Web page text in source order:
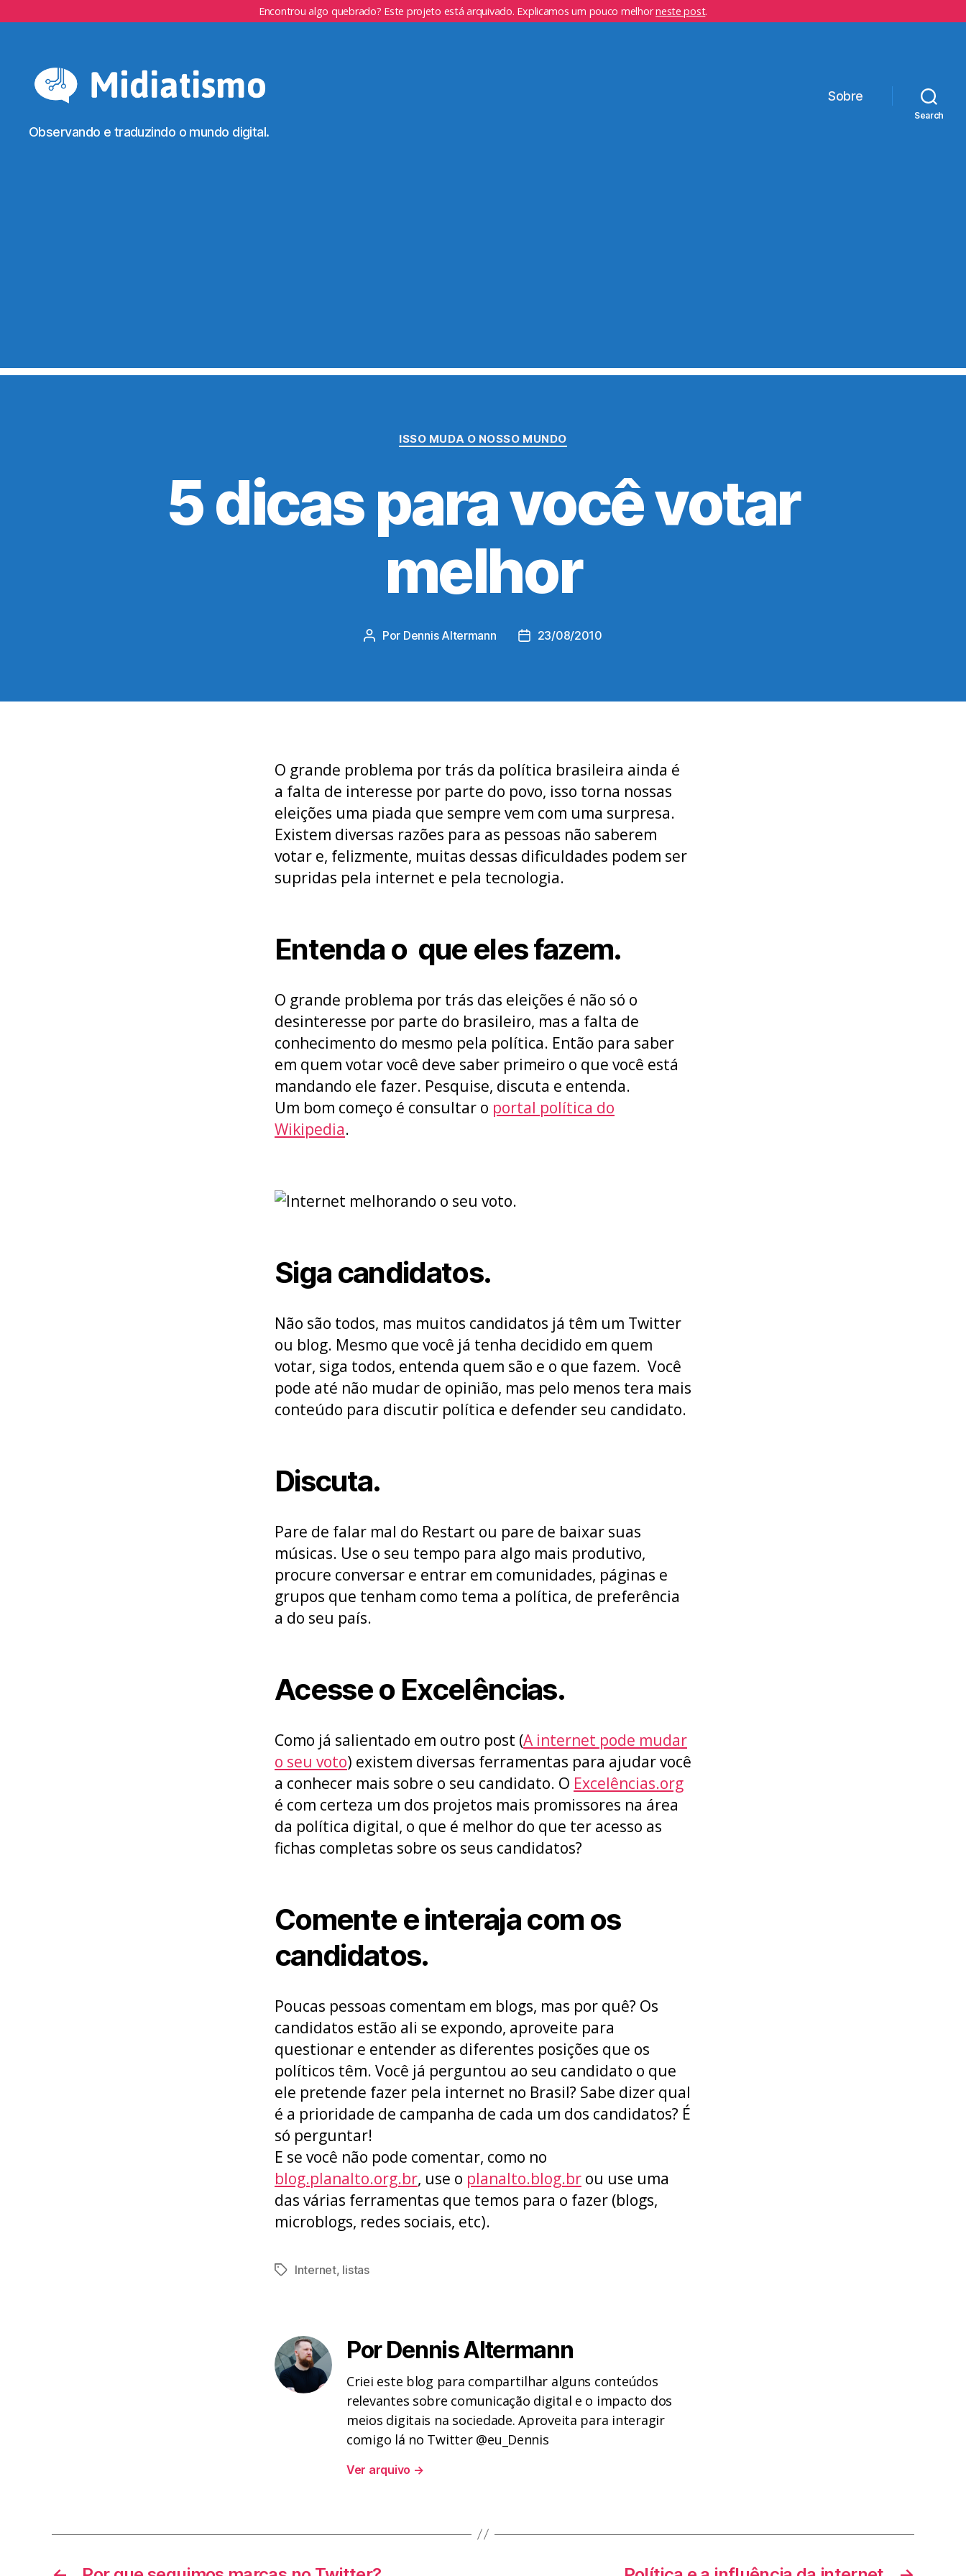
Encontrou algo quebrado? Este projeto está arquivado. Explicamos um pouco melhorneste post.
Observando e traduzindo o mundo digital.
Sobre
Search
Categorias
ISSO MUDA O NOSSO MUNDO
5 dicas para você votar
melhor
Autor
Por Dennis Altermann
Data23/08/2010
O grande problema por trás da política brasileira ainda é
a falta de interesse por parte do povo, isso torna nossas
eleições uma piada que sempre vem com uma surpresa.
Existem diversas razões para as pessoas não saberem
votar e, felizmente, muitas dessas dificuldades podem ser
supridas pela internet e pela tecnologia.
Entenda o que eles fazem.
O grande problema por trás das eleições é não só o
desinteresse por parte do brasileiro, mas a falta de
conhecimento do mesmo pela política. Então para saber
em quem votar você deve saber primeiro o que você está
mandando ele fazer. Pesquise, discuta e entenda.
Um bom começo é consultar o portal política do
Wikipedia.
Siga candidatos.
Não são todos, mas muitos candidatos já têm um Twitter
ou blog. Mesmo que você já tenha decidido em quem
votar, siga todos, entenda quem são e o que fazem. Você
pode até não mudar de opinião, mas pelo menos tera mais
conteúdo para discutir política e defender seu candidato.
Discuta.
Pare de falar mal do Restart ou pare de baixar suas
músicas. Use o seu tempo para algo mais produtivo,
procure conversar e entrar em comunidades, páginas e
grupos que tenham como tema a política, de preferência
a do seu país.
Acesse o Excelências.
Como já salientado em outro post (A internet pode mudar
o seu voto) existem diversas ferramentas para ajudar você
a conhecer mais sobre o seu candidato. O Excelências.org
é com certeza um dos projetos mais promissores na área
da política digital, o que é melhor do que ter acesso as
fichas completas sobre os seus candidatos?
Comente e interaja com os
candidatos.
Poucas pessoas comentam em blogs, mas por quê? Os
candidatos estão ali se expondo, aproveite para
questionar e entender as diferentes posições que os
políticos têm. Você já perguntou ao seu candidato o que
ele pretende fazer pela internet no Brasil? Sabe dizer qual
é a prioridade de campanha de cada um dos candidatos? É
só perguntar!
E se você não pode comentar, como no
blog.planalto.org.br, use o planalto.blog.br ou use uma
das várias ferramentas que temos para o fazer (blogs,
microblogs, redes sociais, etc).
TagsInternet, listas
Por Dennis Altermann
Criei este blog para compartilhar alguns conteúdos
relevantes sobre comunicação digital e o impacto dos
meios digitais na sociedade. Aproveita para interagir
comigo lá no Twitter @eu_Dennis
Ver arquivo →